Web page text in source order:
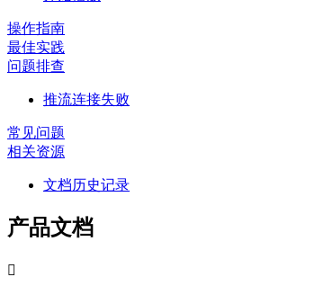
操作指南
最佳实践
问题排查
推流连接失败
常见问题
相关资源
文档历史记录
产品文档
